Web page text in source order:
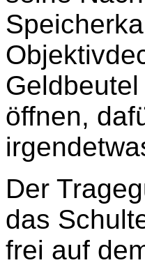
öffnen,
Der
das
frei auf